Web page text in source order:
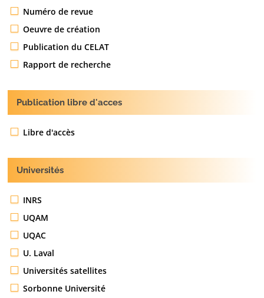
Numéro de revue
Oeuvre de création
Publication du CELAT
Rapport de recherche
Publication libre d'acces
Libre d'accès
Universités
INRS
UQAM
UQAC
U. Laval
Universités satellites
Sorbonne Université